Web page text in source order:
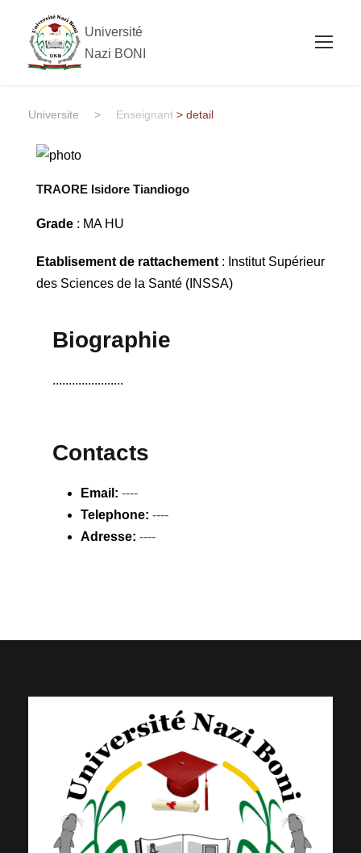
Université
Nazi BONI
Universite > Enseignant > detail
TRAORE Isidore Tiandiogo
Grade: MA HU
Etablisement de rattachement: Institut Supérieur
des Sciences de la Santé (INSSA)
Biographie
......................
Contacts
Email: ----
Telephone: ----
Adresse: ----